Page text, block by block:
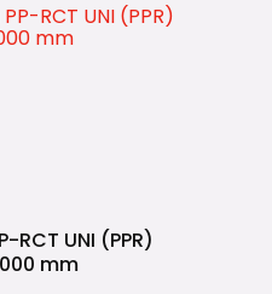
nahřívání
u kanalizačních
.
RCT UNI (PPR)
mm